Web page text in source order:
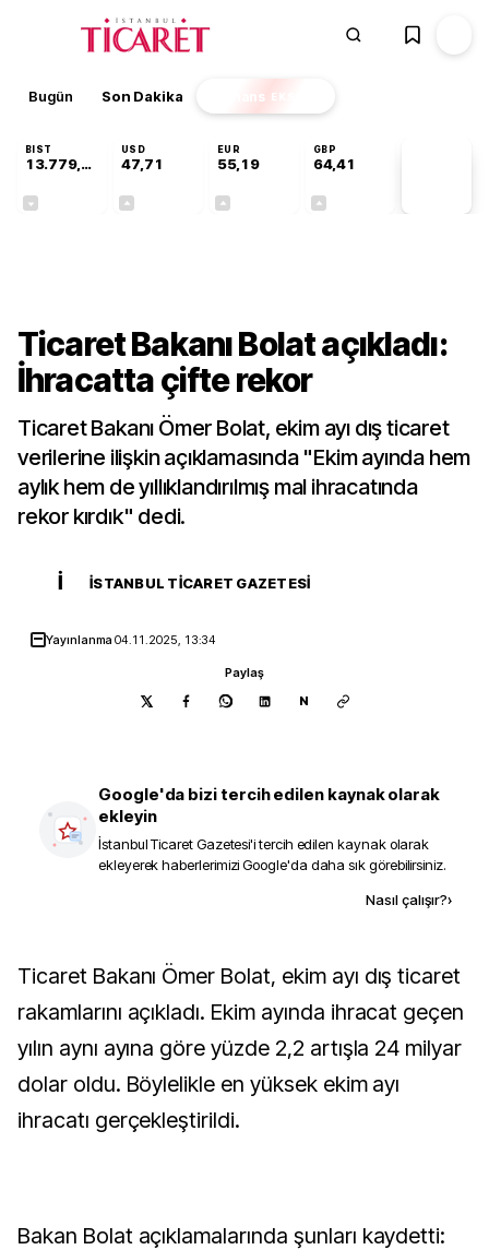
Bugün Son Dakika Finans EKSTRA
BIST
13.779,39
USD
47,71
EUR
55,19
GBP
64,41
Ticaret Bakanı Bolat açıkladı:
İhracatta çifte rekor
Ticaret Bakanı Ömer Bolat, ekim ayı dış ticaret
verilerine ilişkin açıklamasında "Ekim ayında hem
aylık hem de yıllıklandırılmış mal ihracatında
rekor kırdık" dedi.
İ İSTANBUL TICARET GAZETESI
Yayınlanma04.11.2025, 13:34
Paylaş
N
Google'da bizi tercih edilen kaynak olarak
ekleyin
İstanbul Ticaret Gazetesi'i tercih edilen kaynak olarak
ekleyerek haberlerimizi Google'da daha sık görebilirsiniz.
Nasıl çalışır?›
Ticaret Bakanı Ömer Bolat, ekim ayı dış ticaret
rakamlarını açıkladı. Ekim ayında ihracat geçen
yılın aynı ayına göre yüzde 2,2 artışla 24 milyar
dolar oldu. Böylelikle en yüksek ekim ayı
ihracatı gerçekleştirildi.
Bakan Bolat açıklamalarında şunları kaydetti: